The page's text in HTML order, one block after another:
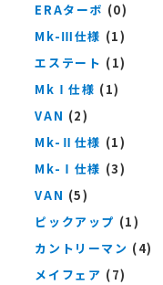
ERAターボ (0)
Mk-Ⅲ仕様 (1)
エステート (1)
MkⅠ仕様 (1)
VAN (2)
Mk-Ⅱ仕様 (1)
Mk-Ⅰ仕様 (3)
VAN (5)
ピックアップ (1)
カントリーマン (4)
メイフェア (7)